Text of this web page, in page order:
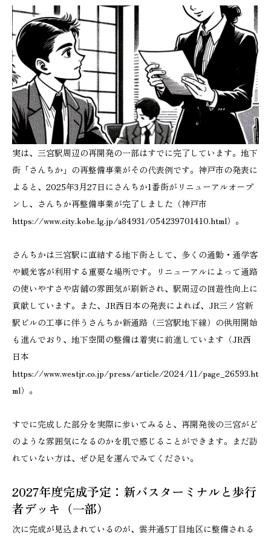
実は、三宮駅周辺の再開発の一部はすでに完了しています。地下
街「さんちか」の再整備事業がその代表例です。神戸市の発表に
よると、2025年3月27日にさんちか1番街がリニューアルオープ
ンし、さんちか再整備事業が完了しました（神戸市
https://www.city.kobe.lg.jp/a84931/054239701410.html）。
さんちかは三宮駅に直結する地下街として、多くの通勤・通学客
や観光客が利用する重要な場所です。リニューアルによって通路
の使いやすさや店舗の雰囲気が刷新され、駅周辺の回遊性向上に
貢献しています。また、JR西日本の発表によれば、JR三ノ宮新
駅ビルの工事に伴うさんちか新通路（三宮駅地下線）の供用開始
も進んでおり、地下空間の整備は着実に前進しています（JR西
日本
https://www.westjr.co.jp/press/article/2024/11/page_26593.ht
ml）。
すでに完成した部分を実際に歩いてみると、再開発後の三宮がど
のような雰囲気になるのかを肌で感じることができます。まだ訪
れていない方は、ぜひ足を運んでみてください。
2027年度完成予定：新バスターミナルと歩行
者デッキ（一部）
次に完成が見込まれているのが、雲井通5丁目地区に整備される